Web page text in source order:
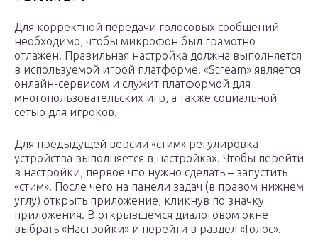
Для корректной передачи голосовых сообщений
необходимо, чтобы микрофон был грамотно
отлажен. Правильная настройка должна выполняется
в используемой игрой платформе. «Stream» является
онлайн-сервисом и служит платформой для
многопользовательских игр, а также социальной
сетью для игроков.
Для предыдущей версии «стим» регулировка
устройства выполняется в настройках. Чтобы перейти
в настройки, первое что нужно сделать – запустить
«стим». После чего на панели задач (в правом нижнем
углу) открыть приложение, кликнув по значку
приложения. В открывшемся диалоговом окне
выбрать «Настройки» и перейти в раздел «Голос».